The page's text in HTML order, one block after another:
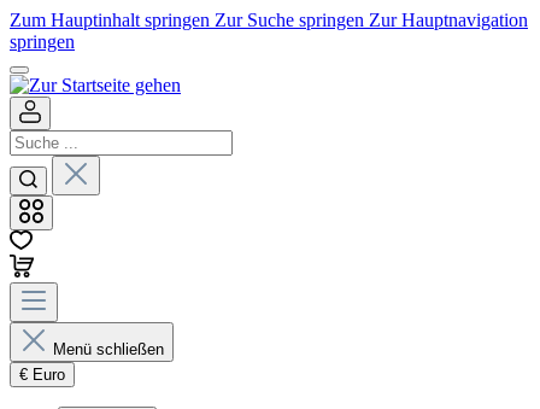
Zum Hauptinhalt springen Zur Suche springen Zur Hauptnavigation
springen
Menü schließen
€ Euro